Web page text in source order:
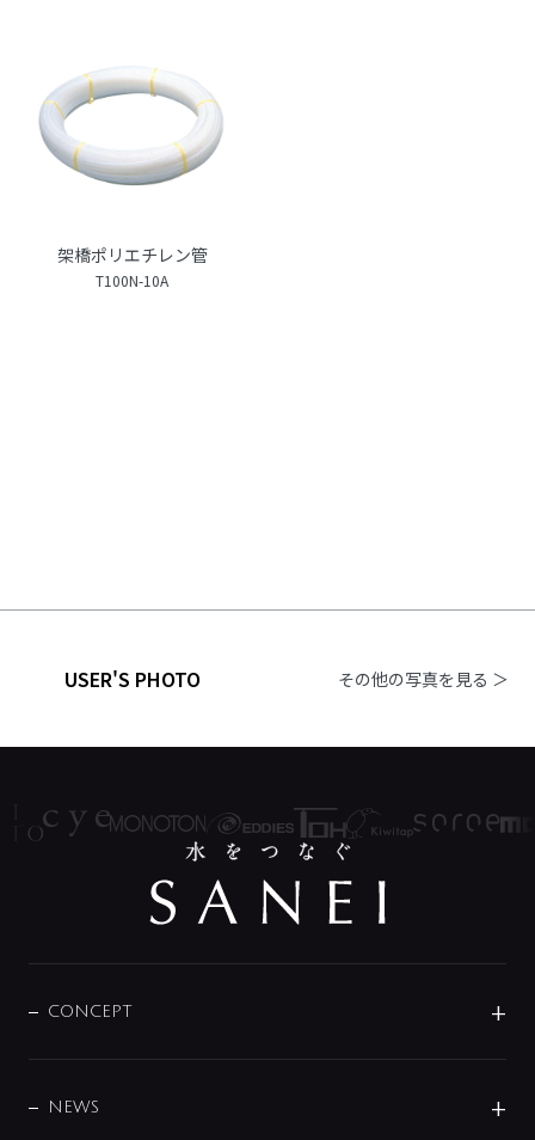
架橋ポリエチレン管
T100N-10A
USER'S PHOTO その他の写真を見る ＞
CONCEPT
DESIGN
NEWS